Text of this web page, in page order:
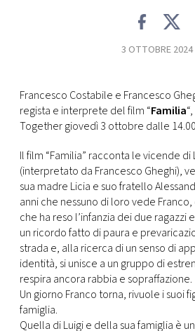
3 OTTOBRE 2024
Francesco Costabile e Francesco
regista e interprete del film “Familia
Together giovedì 3 ottobre dalle
Il film “Familia” racconta le vicende di
(interpretato da Francesco Gheghi),
sua madre Licia e suo fratello
anni che nessuno di loro vede
che ha reso l’infanzia dei due ragazzi
un ricordo fatto di paura e
strada e, alla ricerca di un senso di
identità, si unisce a un gruppo di
respira ancora rabbia e sopraffazione.
Un giorno Franco torna, rivuole i suoi
famiglia.
Quella di Luigi e della sua famiglia è